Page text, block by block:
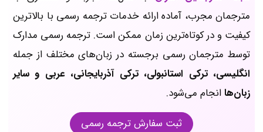
مترجمان مجرب، آماده ارائه خدمات ترجمه رسمی با بالاترین
کیفیت و در کوتاه‌ترین زمان ممکن است. ترجمه رسمی مدارک
توسط مترجمان رسمی برجسته در زبان‌های مختلف از جمله
انگلیسی، ترکی استانبولی، ترکی آذربایجانی، عربی و سایر
زبان‌هاانجام می‌شود.
ثبت سفارش ترجمه رسمی